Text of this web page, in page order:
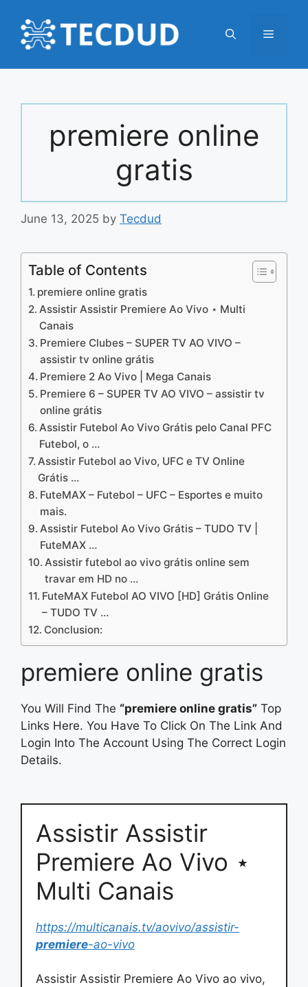
content
Menu
premiere online
gratis
June 13, 2025 by Tecdud
Table of Contents
premiere online gratis
Assistir Assistir Premiere Ao Vivo ⋆ Multi
Canais
Premiere Clubes – SUPER TV AO VIVO –
assistir tv online grátis
Premiere 2 Ao Vivo | Mega Canais
Premiere 6 – SUPER TV AO VIVO – assistir tv
online grátis
Assistir Futebol Ao Vivo Grátis pelo Canal PFC
Futebol, o …
Assistir Futebol ao Vivo, UFC e TV Online
Grátis …
FuteMAX – Futebol – UFC – Esportes e muito
mais.
Assistir Futebol Ao Vivo Grátis – TUDO TV |
FuteMAX …
Assistir futebol ao vivo grátis online sem
travar em HD no …
FuteMAX Futebol AO VIVO [HD] Grátis Online
– TUDO TV …
Conclusion:
premiere online gratis
You Will Find The “premiere online gratis” Top
Links Here. You Have To Click On The Link And
Login Into The Account Using The Correct Login
Details.
Assistir Assistir
Premiere Ao Vivo ⋆
Multi Canais
https://multicanais.tv/aovivo/assistir-
premiere-ao-vivo
Assistir Assistir Premiere Ao Vivo ao vivo,